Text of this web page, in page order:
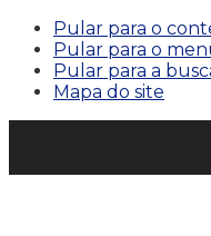
Pular para o
Pular para o
Pular para a
Mapa do site